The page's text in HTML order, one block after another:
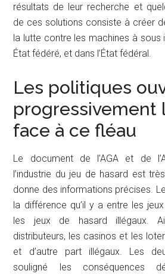
résultats de leur recherche et
de ces solutions consiste à créer
la lutte contre les machines à sous
État fédéré, et dans l’État fédéral.
Les politiques
progressivement
face à ce fléau
Le document de l’AGA et de
l’industrie du jeu de hasard est
donne des informations précises.
la différence qu’il y a entre les
les jeux de hasard illégaux.
distributeurs, les casinos et les
et d’autre part illégaux. Les
souligné les conséquences